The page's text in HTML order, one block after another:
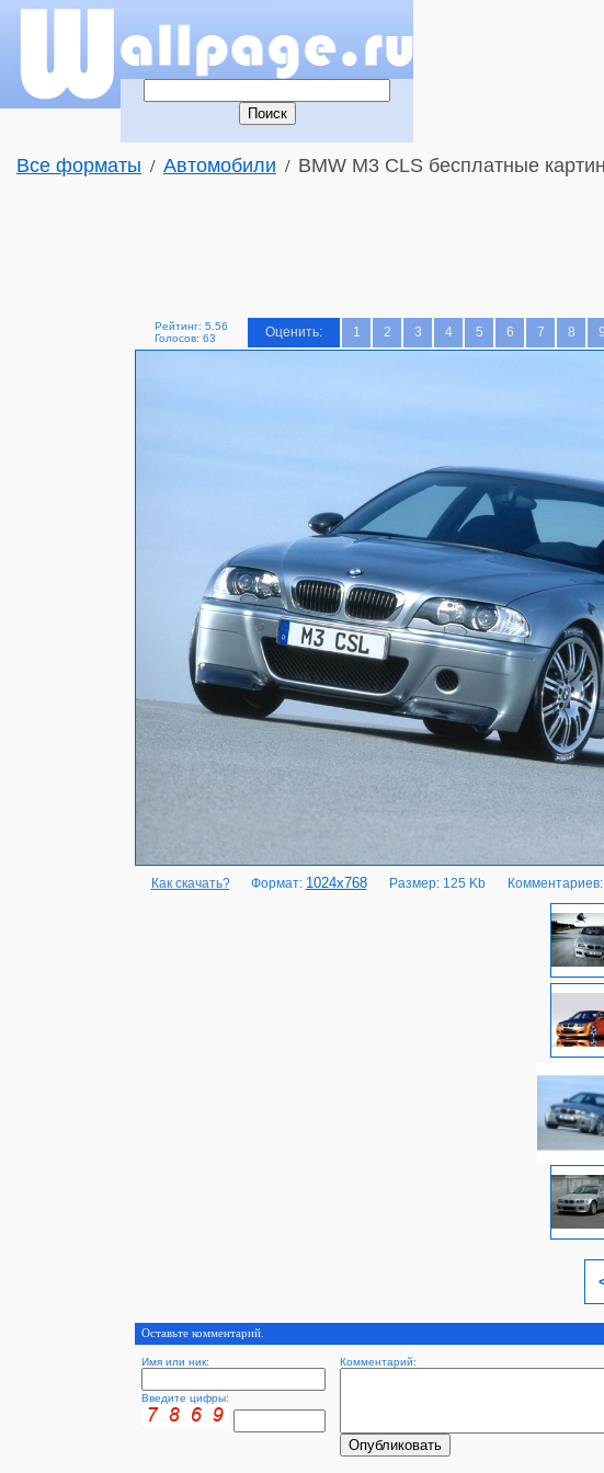
Все форматы / Автомобили / BMW M3 CLS бесплатные
Рейтинг: 5.56
Голосов: 63
Оценить: 1 2 3 4 5 6 7 8 9
Как скачать? Формат: 1024x768 Размер: 125 Kb
Оставьте комментарий.
Имя или ник: Комментарий:
Введите цифры: